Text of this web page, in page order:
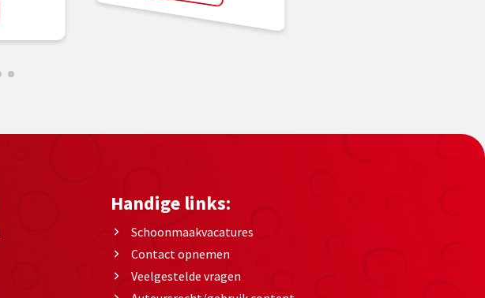
Handige links:
Schoonmaakvacatures
Contact opnemen
Veelgestelde vragen